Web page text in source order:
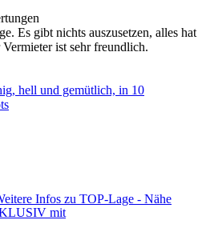
Es gibt nichts auszusetzen, alles hat
ist sehr freundlich.
hell und gemütlich, in 10
Infos zu TOP-Lage - Nähe
mit